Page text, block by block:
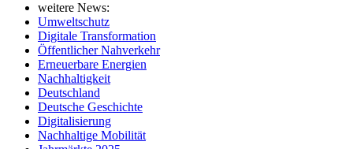
weitere News:
Umweltschutz
Digitale Transformation
Öffentlicher Nahverkehr
Erneuerbare Energien
Nachhaltigkeit
Deutschland
Deutsche Geschichte
Digitalisierung
Nachhaltige Mobilität